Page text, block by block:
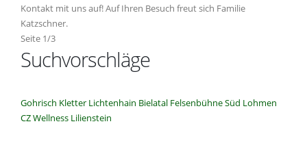
Kontakt mit uns auf! Auf Ihren Besuch freut sich Familie
Katzschner.
Seite 1/3
Suchvorschläge
Gohrisch Kletter Lichtenhain Bielatal FelsenbühneSüd Lohmen
CZWellness Lilienstein